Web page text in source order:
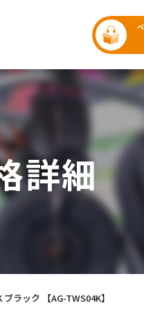
詳細
ブラック 【AG-TWS04K】